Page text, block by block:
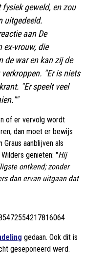
geweld, en zou
uitgedeeld.
aan De
ex-vrouw, die
de war en kan zij de
"Er is niets
"Er speelt veel
of er vervolg wordt
dan moet er bewijs
aanblijven als
genieten: "Hij
ontkend; zonder
dan ervan uitgaan dat
gedaan. Ook dit is
geseponeerd werd.